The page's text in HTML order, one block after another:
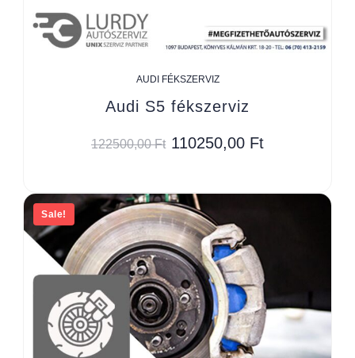
AUDI FÉKSZERVIZ
Audi S5 fékszerviz
122500,00Ft 110250,00 Ft
Sale!